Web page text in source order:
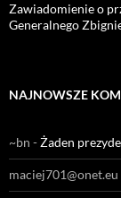
Zawiadomienie o
Generalnego
NAJNOWSZE
~bn -Żaden
maciej701@onet.eu